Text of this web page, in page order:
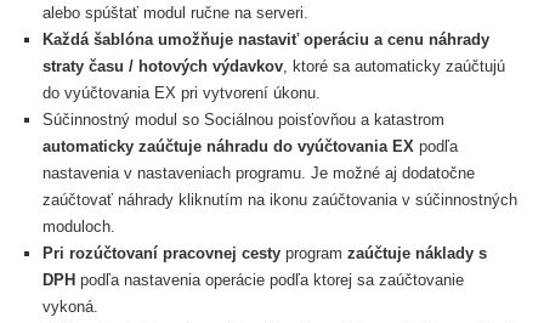
alebo spúštať modul ručne na serveri.
Každá šablóna umožňuje nastaviť operáciu a cenu náhrady
straty času / hotových výdavkov, ktoré sa automaticky zaúčtujú
do vyúčtovania EX pri vytvorení úkonu.
Súčinnostný modul so Sociálnou poisťovňou a katastrom
automaticky zaúčtuje náhradu do vyúčtovania EX podľa
nastavenia v nastaveniach programu. Je možné aj dodatočne
zaúčtovať náhrady kliknutím na ikonu zaúčtovania v súčinnostných
moduloch.
Pri rozúčtovaní pracovnej cesty program zaúčtuje náklady s
DPH podľa nastavenia operácie podľa ktorej sa zaúčtovanie
vykoná.